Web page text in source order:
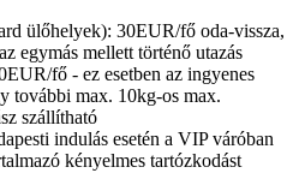
ülőhelyek): 30EUR/fő oda-vissza,
egymás mellett történő utazás
fő - ez esetben az ingyenes
további max. 10kg-os max.
szállítható
indulás esetén a VIP váróban
kényelmes tartózkodást